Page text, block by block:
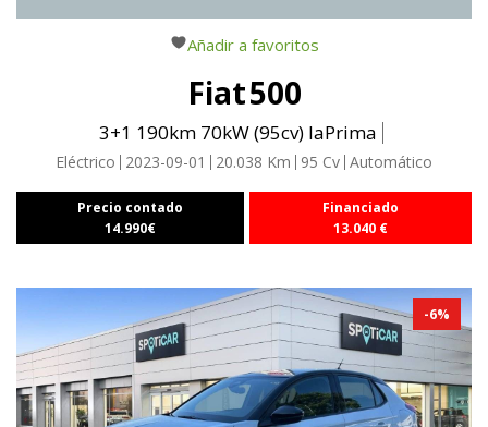
Añadir a favoritos
Fiat500
3+1 190km 70kW (95cv) laPrima
Eléctrico 2023-09-01 20.038 Km 95 Cv Automático
Precio contado
14.990€
Financiado
13.040 €
-6%